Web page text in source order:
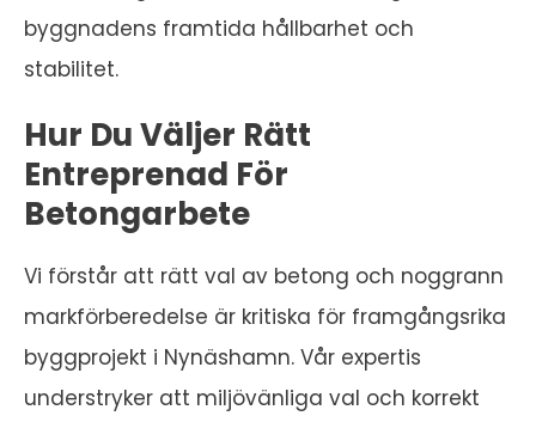
byggnadens framtida hållbarhet och
stabilitet.
Hur Du Väljer Rätt
Entreprenad För
Betongarbete
Vi förstår att rätt val av betong och noggrann
markförberedelse är kritiska för framgångsrika
byggprojekt i Nynäshamn. Vår expertis
understryker att miljövänliga val och korrekt